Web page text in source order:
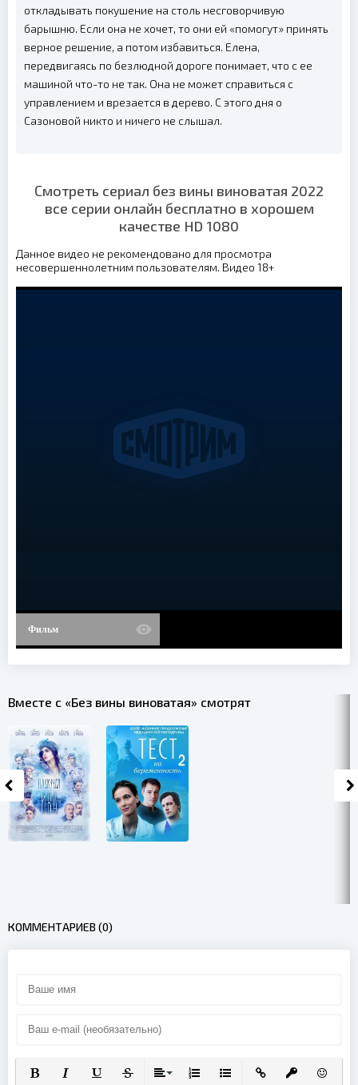
откладывать покушение на столь несговорчивую
барышню. Если она не хочет, то они ей «помогут» принять
верное решение, а потом избавиться. Елена,
передвигаясь по безлюдной дороге понимает, что с ее
машиной что-то не так. Она не может справиться с
управлением и врезается в дерево. С этого дня о
Сазоновой никто и ничего не слышал.
Смотреть сериал без вины виноватая 2022
все серии онлайн бесплатно в хорошем
качестве HD 1080
Данное видео не рекомендовано для просмотра
несовершеннолетним пользователям. Видео 18+
Фильм
Вместе с «Без вины виноватая» смотрят
КОММЕНТАРИЕВ (0)